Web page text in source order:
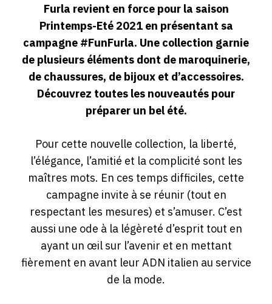
Furla revient en force pour la saison
Printemps-Eté 2021 en présentant sa
campagne #FunFurla. Une collection garnie
de plusieurs éléments dont de maroquinerie,
de chaussures, de bijoux et d’accessoires.
Découvrez toutes les nouveautés pour
préparer un bel été.
Pour cette nouvelle collection, la liberté,
l’élégance, l’amitié et la complicité sont les
maîtres mots. En ces temps difficiles, cette
campagne invite à se réunir (tout en
respectant les mesures) et s’amuser. C’est
aussi une ode à la légèreté d’esprit tout en
ayant un œil sur l’avenir et en mettant
fièrement en avant leur ADN italien au service
de la mode.